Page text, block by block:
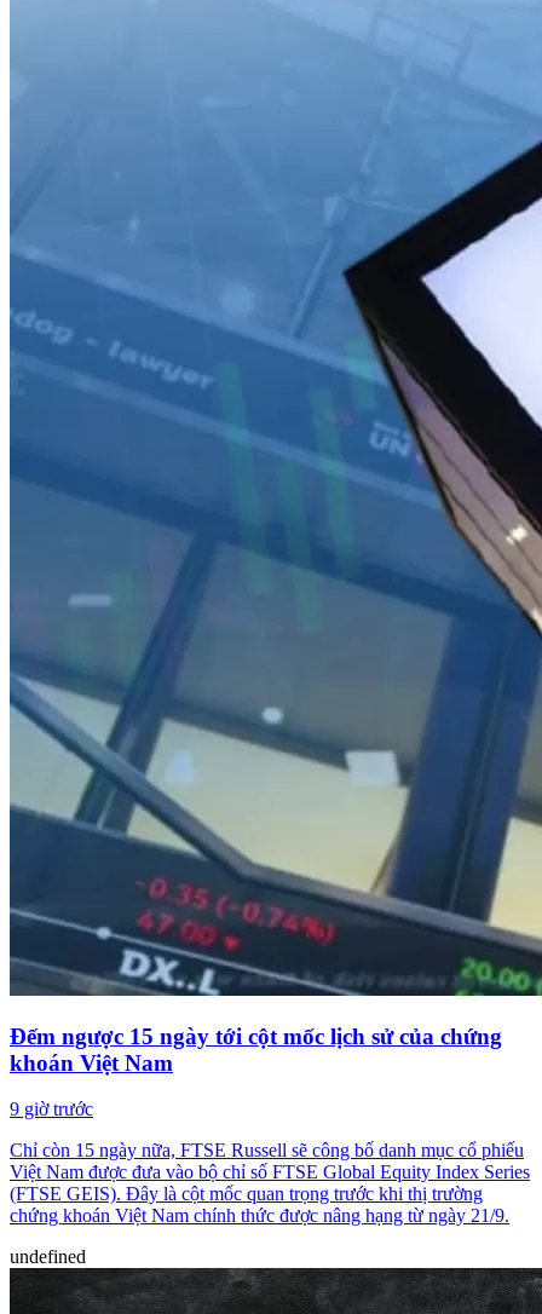
Đếm ngược 15 ngày tới cột mốc lịch sử của chứng
khoán Việt Nam
9 giờ trước
Chỉ còn 15 ngày nữa, FTSE Russell sẽ công bố danh mục cổ phiếu
Việt Nam được đưa vào bộ chỉ số FTSE Global Equity Index Series
(FTSE GEIS). Đây là cột mốc quan trọng trước khi thị trường
chứng khoán Việt Nam chính thức được nâng hạng từ ngày 21/9.
undefined